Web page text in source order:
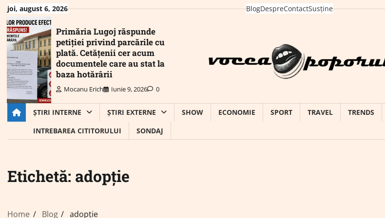
Skip
content
joi, august 6, 2026 BlogDespreContactSusține
Primăria Lugoj răspunde
petiției privind parcările cu
plată. Cetățenii cer acum
documentele care au stat la
baza hotărârii
Mocanu Erich Iunie 9, 2026 0
ȘTIRI INTERNE ȘTIRI EXTERNE SHOW ECONOMIE SPORT TRAVEL TRENDS
INTREBAREA CITITORULUI
SONDAJ
Etichetă: adopție
Home Blog adopție